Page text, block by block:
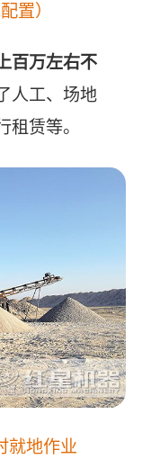
置）
百万左右不
人工、场地
赁等。
就地作业